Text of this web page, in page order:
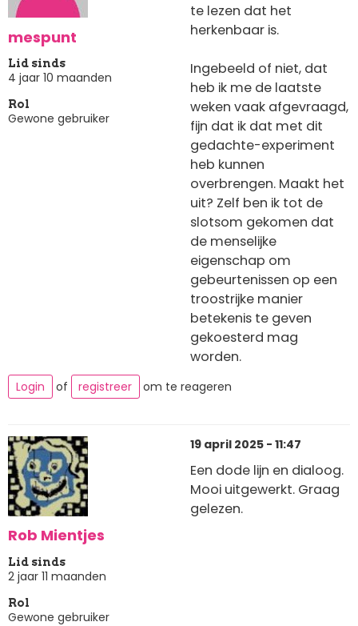
mespunt
Lid sinds
4 jaar 10 maanden
Rol
Gewone gebruiker
te lezen dat het
herkenbaar is.
Ingebeeld of niet, dat
heb ik me de laatste
weken vaak afgevraagd,
fijn dat ik dat met dit
gedachte-experiment
heb kunnen
overbrengen. Maakt het
uit? Zelf ben ik tot de
slotsom gekomen dat
de menselijke
eigenschap om
gebeurtenissen op een
troostrijke manier
betekenis te geven
gekoesterd mag
worden.
Login of registreer om te reageren
Rob Mientjes
Lid sinds
2 jaar 11 maanden
Rol
Gewone gebruiker
19 april 2025 - 11:47
Een dode lijn en dialoog.
Mooi uitgewerkt. Graag
gelezen.